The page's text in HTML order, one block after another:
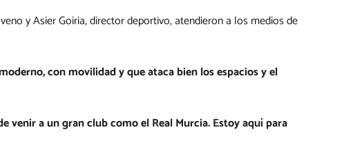
y Asier Goiria, director deportivo, atendieron a los medios de
con movilidad y que ataca bien los espacios y el
venir a un gran club como el Real Murcia. Estoy aquí para